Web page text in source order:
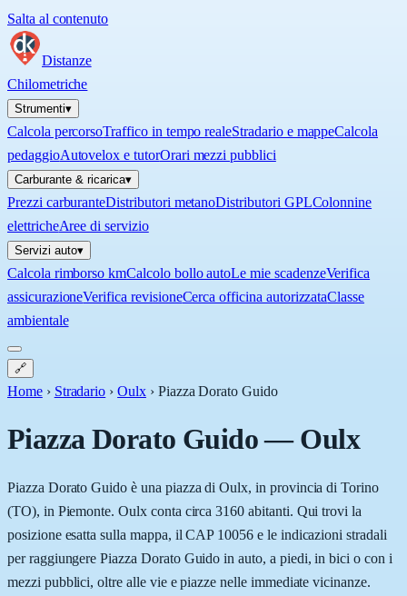
Salta al contenuto
Distanze
Chilometriche
Strumenti▾
Calcola percorsoTraffico in tempo realeStradario e mappeCalcola
pedaggioAutovelox e tutorOrari mezzi pubblici
Carburante & ricarica▾
Prezzi carburanteDistributori metanoDistributori GPLColonnine
elettricheAree di servizio
Servizi auto▾
Calcola rimborso kmCalcolo bollo autoLe mie scadenzeVerifica
assicurazioneVerifica revisioneCerca officina autorizzataClasse
ambientale
🔗
Home › Stradario › Oulx › Piazza Dorato Guido
Piazza Dorato Guido—Oulx
Piazza Dorato Guido è una piazza di Oulx, in provincia di Torino
(TO), in Piemonte. Oulx conta circa 3160 abitanti. Qui trovi la
posizione esatta sulla mappa, il CAP 10056 e le indicazioni stradali
per raggiungere Piazza Dorato Guido in auto, a piedi, in bici o con i
mezzi pubblici, oltre alle vie e piazze nelle immediate vicinanze.